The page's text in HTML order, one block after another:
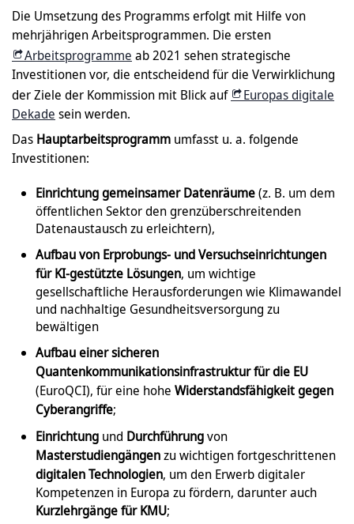
Die Umsetzung des Programms erfolgt mit Hilfe von
mehrjährigen Arbeitsprogrammen. Die ersten
Arbeitsprogramme ab 2021 sehen strategische
Investitionen vor, die entscheidend für die Verwirklichung
der Ziele der Kommission mit Blick auf
Europas digitale
Dekade sein werden.
Das Hauptarbeitsprogramm umfasst u. a. folgende
Investitionen:
Einrichtung gemeinsamer Datenräume(z. B. um dem
öffentlichen Sektor den grenzüberschreitenden
Datenaustausch zu erleichtern),
Aufbau von Erprobungs- und Versuchseinrichtungen
für KI-gestützte Lösungen, um wichtige
gesellschaftliche Herausforderungen wie Klimawandel
und nachhaltige Gesundheitsversorgung zu
bewältigen
Aufbau einer sicheren
Quantenkommunikationsinfrastruktur für die EU
(EuroQCI), für eine hohe Widerstandsfähigkeit gegen
Cyberangriffe;
Einrichtung und Durchführungvon
Masterstudiengängenzu wichtigen fortgeschrittenen
digitalen Technologien, um den Erwerb digitaler
Kompetenzen in Europa zu fördern, darunter auch
Kurzlehrgänge für KMU;